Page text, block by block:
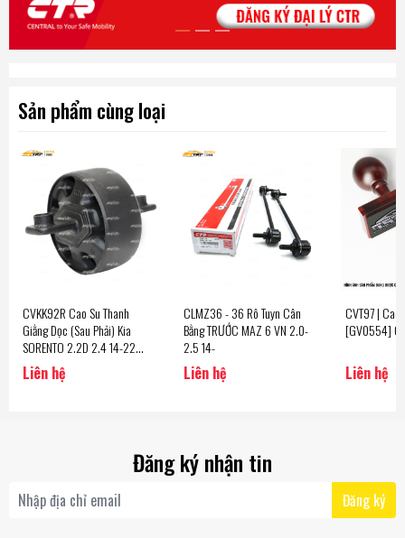
Sản phẩm cùng loại
CVKK92R Cao Su Thanh
Giằng Dọc (Sau Phải) Kia
SORENTO 2.2D 2.4 14-22
[13.0] CTR - Korea
Liên hệ
CLMZ36 - 36 Rô Tuyn Cân
Bằng TRƯỚC MAZ 6 VN 2.0-
2.5 14-
Liên hệ
CVT97 |
[GV0554]
Liên hệ
Đăng ký nhận tin
Đăng ký